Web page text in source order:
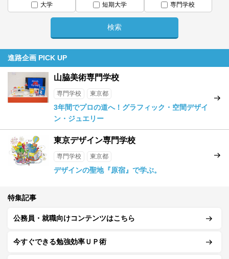
大学 短期大学 専門学校
進路企画 PICK UP
山脇美術専門学校
専門学校 東京都
3年間でプロの道へ！グラフィック・空間デザイ
ン・ジュエリー
東京デザイン専門学校
専門学校 東京都
デザインの聖地『原宿』で学ぶ。
特集記事
公務員・就職向けコンテンツはこちら
今すぐできる勉強効率ＵＰ術